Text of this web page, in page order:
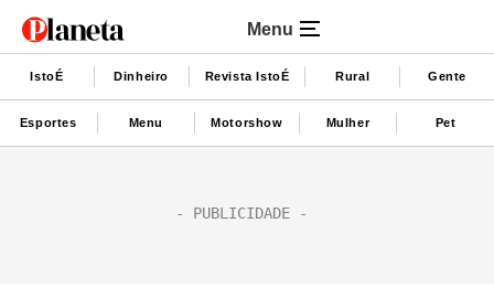
Menu
IstoÉ Dinheiro Revista IstoÉ Rural Gente
Esportes Menu Motorshow Mulher Pet